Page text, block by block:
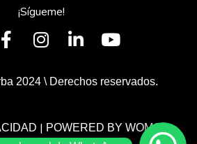
¡Sígueme!
2024 \ Derechos reservados.
| POWERED BY WOMGP